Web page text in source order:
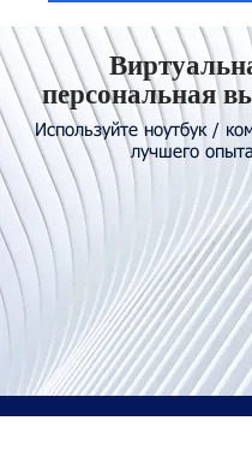
персональная
Используйте ноутбук /
лучшего опыта